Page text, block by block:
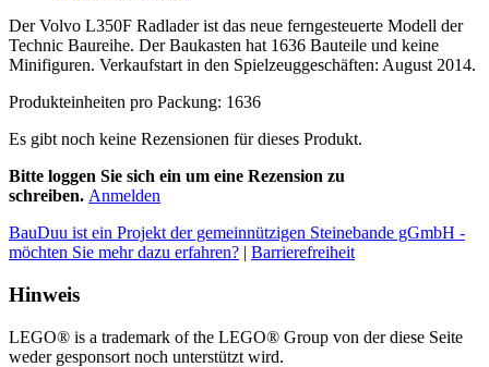
Der Volvo L350F Radlader ist das neue ferngesteuerte Modell der
Technic Baureihe. Der Baukasten hat 1636 Bauteile und keine
Minifiguren. Verkaufstart in den Spielzeuggeschäften: August 2014.
Produkteinheiten pro Packung: 1636
Es gibt noch keine Rezensionen für dieses Produkt.
Bitte loggen Sie sich ein um eine Rezension zu
schreiben. Anmelden
BauDuu ist ein Projekt der gemeinnützigen Steinebande gGmbH -
möchten Sie mehr dazu erfahren? | Barrierefreiheit
Hinweis
LEGO® is a trademark of the LEGO® Group von der diese Seite
weder gesponsort noch unterstützt wird.